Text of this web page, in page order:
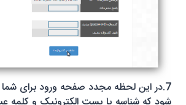
7.در این لحظه مجدد صفحه ورود برای